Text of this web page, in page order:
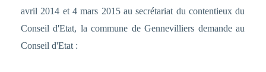
avril 2014 et 4 mars 2015 au secrétariat du contentieux du
Conseil d'Etat, la commune de Gennevilliers demande au
Conseil d'Etat :